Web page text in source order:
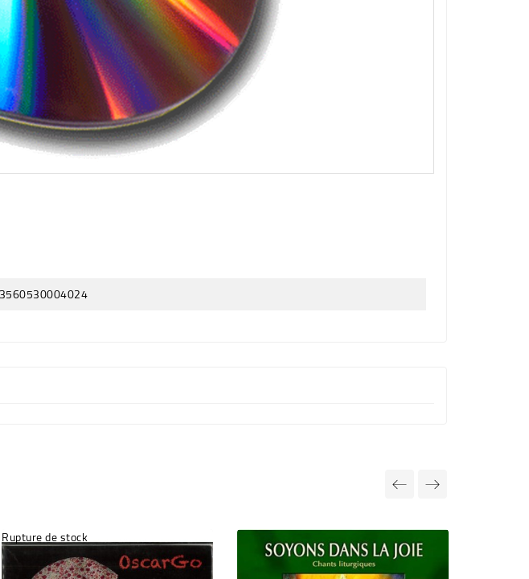
3560530004024
Rupture de stock